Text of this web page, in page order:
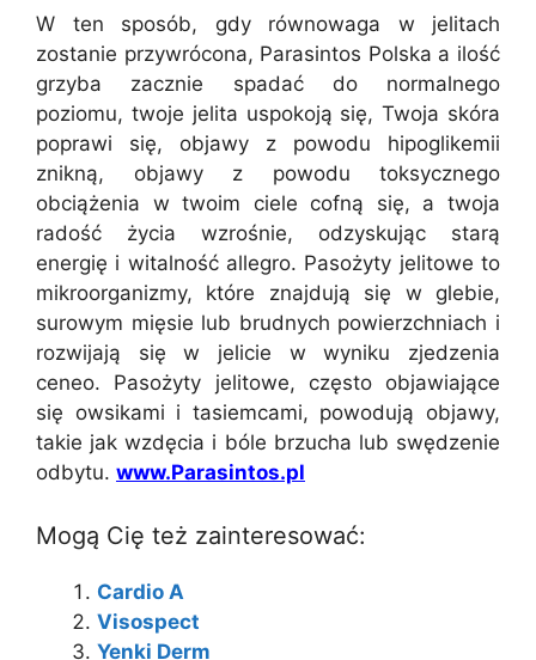
W ten sposób, gdy równowaga w jelitach
zostanie przywrócona, Parasintos Polska a ilość
grzyba zacznie spadać do normalnego
poziomu, twoje jelita uspokoją się, Twoja skóra
poprawi się, objawy z powodu hipoglikemii
znikną, objawy z powodu toksycznego
obciążenia w twoim ciele cofną się, a twoja
radość życia wzrośnie, odzyskując starą
energię i witalność allegro. Pasożyty jelitowe to
mikroorganizmy, które znajdują się w glebie,
surowym mięsie lub brudnych powierzchniach i
rozwijają się w jelicie w wyniku zjedzenia
ceneo. Pasożyty jelitowe, często objawiające
się owsikami i tasiemcami, powodują objawy,
takie jak wzdęcia i bóle brzucha lub swędzenie
odbytu. www.Parasintos.pl
Mogą Cię też zainteresować:
Cardio A
Visospect
Yenki Derm